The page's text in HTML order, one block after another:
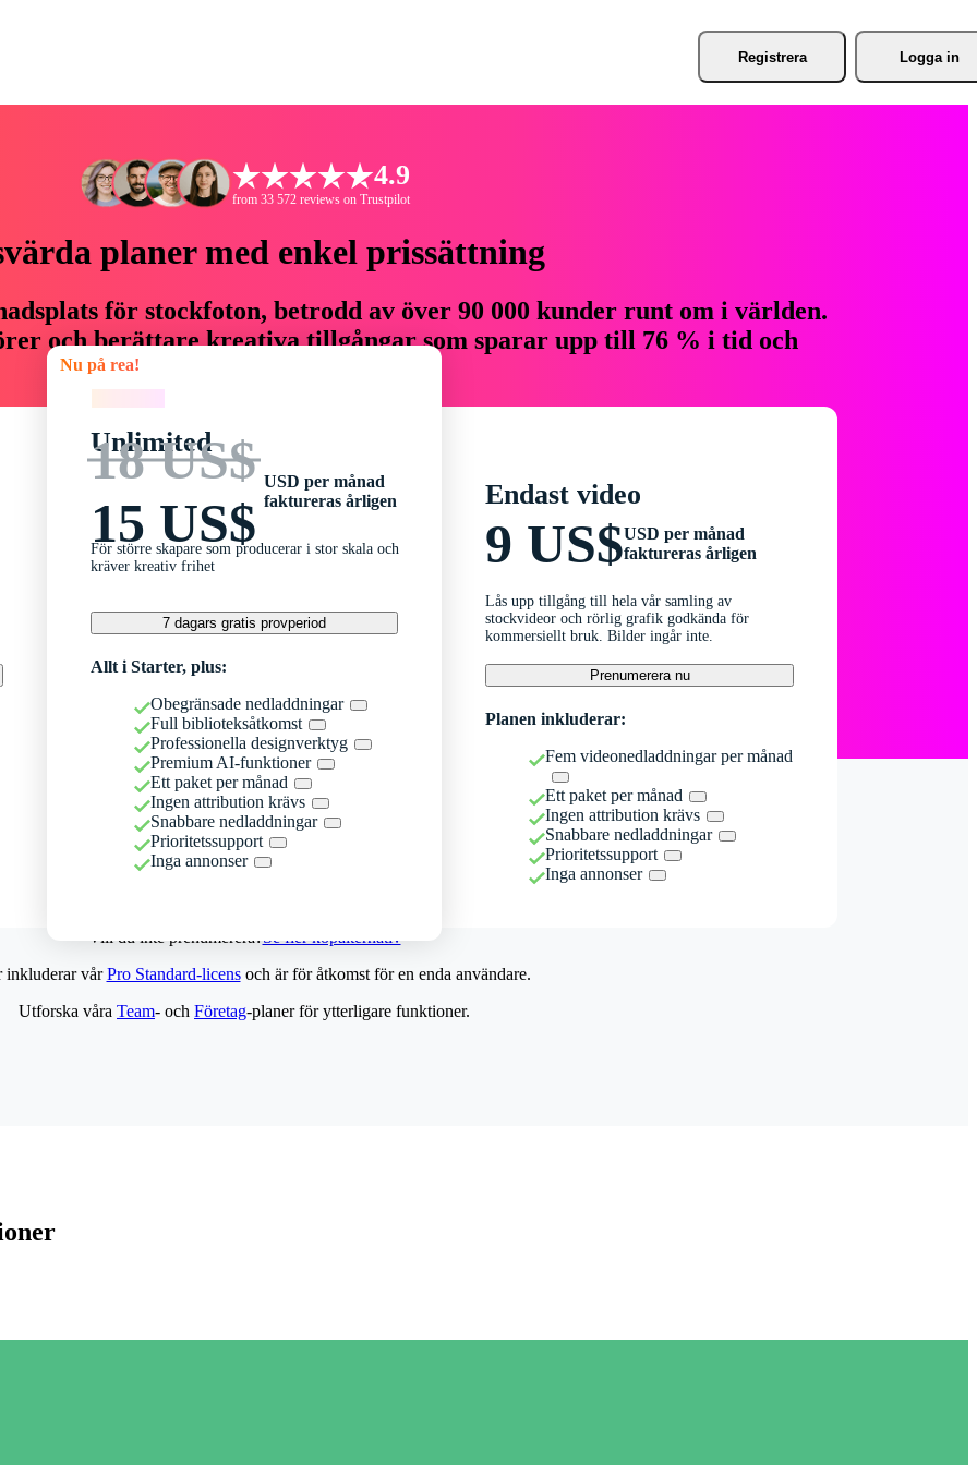
Registrera Logga in
4.9
from 33 572 reviews on Trustpilot
planer med enkel prissättning
för stockfoton, betrodd av över 90 000 kunder runt om i världen.
och berättare kreativa tillgångar som sparar upp till 76 % i tid och
Nu på rea!
Unlimited
18 US$
15 US$
USD per månad
faktureras årligen
För större skapare som producerar i stor skala och
kräver kreativ frihet
7 dagars gratis provperiod
Allt i Starter, plus:
Obegränsade nedladdningar
Full biblioteksåtkomst
Professionella designverktyg
Premium AI-funktioner
Ett paket per månad
Ingen attribution krävs
Snabbare nedladdningar
Prioritetssupport
Inga annonser
Endast video
9 US$USD per månad
faktureras årligen
Lås upp tillgång till hela vår samling av
stockvideor och rörlig grafik godkända för
kommersiellt bruk. Bilder ingår inte.
Prenumerera nu
Planen inkluderar:
Fem videonedladdningar per månad
Ett paket per månad
Ingen attribution krävs
Snabbare nedladdningar
Prioritetssupport
Inga annonser
Vill du inte prenumerera?Se fler köpalternativ
inkluderar vårPro Standard-licensoch är för åtkomst för en enda användare.
Utforska våra Team- och Företag-planer för ytterligare funktioner.